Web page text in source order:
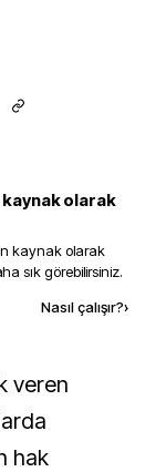
olarak
kaynak olarak
sık görebilirsiniz.
Nasıl çalışır?›
hak